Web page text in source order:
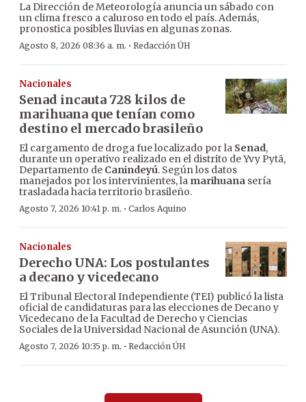
La Dirección de Meteorología anuncia un sábado con
un clima fresco a caluroso en todo el país. Además,
pronostica posibles lluvias en algunas zonas.
Agosto 8, 2026 08:36 a. m. · Redacción ÚH
Nacionales
Senad incauta 728 kilos de
marihuana que tenían como
destino el mercado brasileño
El cargamento de droga fue localizado por la Senad,
durante un operativo realizado en el distrito de Yvy Pytã,
Departamento de Canindeyú. Según los datos
manejados por los intervinientes, la marihuana sería
trasladada hacia territorio brasileño.
Agosto 7, 2026 10:41 p. m. · Carlos Aquino
Nacionales
Derecho UNA: Los postulantes
a decano y vicedecano
El Tribunal Electoral Independiente (TEI) publicó la lista
oficial de candidaturas para las elecciones de Decano y
Vicedecano de la Facultad de Derecho y Ciencias
Sociales de la Universidad Nacional de Asunción (UNA).
Agosto 7, 2026 10:35 p. m. · Redacción ÚH